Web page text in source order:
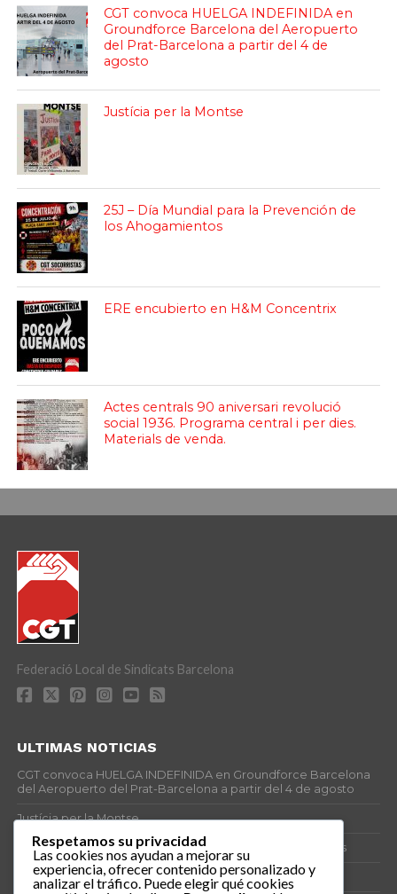
CGT convoca HUELGA INDEFINIDA en
Groundforce Barcelona del Aeropuerto
del Prat-Barcelona a partir del 4 de
agosto
Justícia per la Montse
25J – Día Mundial para la Prevención de
los Ahogamientos
ERE encubierto en H&M Concentrix
Actes centrals 90 aniversari revolució
social 1936. Programa central i per dies.
Materials de venda.
Federació Local de Sindicats Barcelona
ULTIMAS NOTICIAS
CGT convoca HUELGA INDEFINIDA en Groundforce Barcelona
del Aeropuerto del Prat-Barcelona a partir del 4 de agosto
Justícia per la Montse
25J – Día Mundial para la Prevención de los Ahogamientos
ERE encubierto en H&M Concentrix
Respetamos su privacidad
Las cookies nos ayudan a mejorar su
experiencia, ofrecer contenido personalizado y
analizar el tráfico. Puede elegir qué cookies